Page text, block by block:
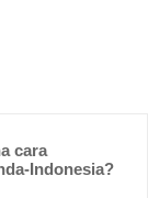
cara
Indonesia?